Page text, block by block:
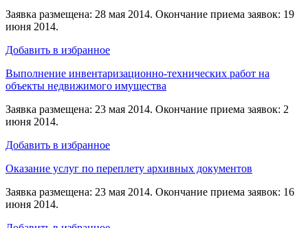
Заявка размещена: 28 мая 2014. Окончание приема заявок: 19
июня 2014.
Добавить в избранное
Выполнение инвентаризационно-технических работ на
объекты недвижимого имущества
Заявка размещена: 23 мая 2014. Окончание приема заявок: 2
июня 2014.
Добавить в избранное
Оказание услуг по переплету архивных документов
Заявка размещена: 23 мая 2014. Окончание приема заявок: 16
июня 2014.